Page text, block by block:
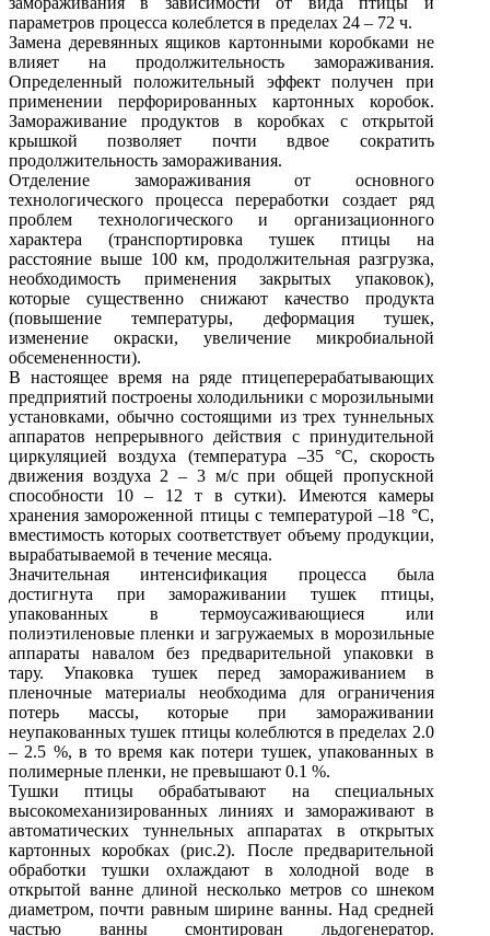
параметров процесса колеблется в пределах 24 – 72 ч.
Замена деревянных ящиков картонными коробками не
влияет на продолжительность замораживания.
Определенный положительный эффект получен при
применении перфорированных картонных коробок.
Замораживание продуктов в коробках с открытой
крышкой позволяет почти вдвое сократить
продолжительность замораживания.
Отделение замораживания от основного
технологического процесса переработки создает ряд
проблем технологического и организационного
характера (транспортировка тушек птицы на
расстояние выше 100 км, продолжительная разгрузка,
необходимость применения закрытых упаковок),
которые существенно снижают качество продукта
(повышение температуры, деформация тушек,
изменение окраски, увеличение микробиальной
обсемененности).
В настоящее время на ряде птицеперерабатывающих
предприятий построены холодильники с морозильными
установками, обычно состоящими из трех туннельных
аппаратов непрерывного действия с принудительной
циркуляцией воздуха (температура –35 °С, скорость
движения воздуха 2 – 3 м/с при общей пропускной
способности 10 – 12 т в сутки). Имеются камеры
хранения замороженной птицы с температурой –18 °С,
вместимость которых соответствует объему продукции,
вырабатываемой в течение месяца.
Значительная интенсификация процесса была
достигнута при замораживании тушек птицы,
упакованных в термоусаживающиеся или
полиэтиленовые пленки и загружаемых в морозильные
аппараты навалом без предварительной упаковки в
тару. Упаковка тушек перед замораживанием в
пленочные материалы необходима для ограничения
потерь массы, которые при замораживании
неупакованных тушек птицы колеблются в пределах 2.0
– 2.5 %, в то время как потери тушек, упакованных в
полимерные пленки, не превышают 0.1 %.
Тушки птицы обрабатывают на специальных
высокомеханизированных линиях и замораживают в
автоматических туннельных аппаратах в открытых
картонных коробках (рис.2). После предварительной
обработки тушки охлаждают в холодной воде в
открытой ванне длиной несколько метров со шнеком
диаметром, почти равным ширине ванны. Над средней
частью ванны смонтирован льдогенератор.